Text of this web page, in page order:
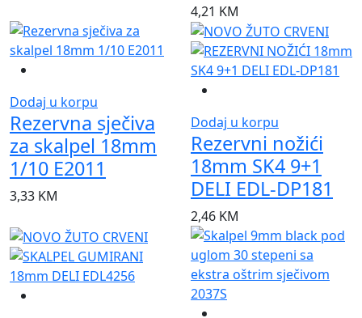
4,21 KM
Dodaj u korpu
Rezervna sječiva
za skalpel 18mm
1/10 E2011
3,33 KM
Dodaj u korpu
Rezervni nožići
18mm SK4 9+1
DELI EDL-DP181
2,46 KM